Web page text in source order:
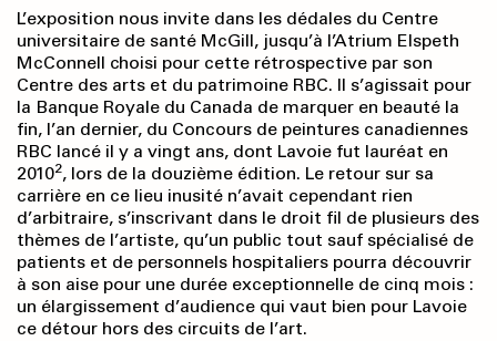
L’exposition nous invite dans les dédales du Centre
universitaire de santé McGill, jusqu’à l’Atrium Elspeth
McConnell choisi pour cette rétrospective par son
Centre des arts et du patrimoine RBC. Il s’agissait pour
la Banque Royale du Canada de marquer en beauté la
fin, l’an dernier, du Concours de peintures canadiennes
RBC lancé il y a vingt ans, dont Lavoie fut lauréat en
20102, lors de la douzième édition. Le retour sur sa
carrière en ce lieu inusité n’avait cependant rien
d’arbitraire, s’inscrivant dans le droit fil de plusieurs des
thèmes de l’artiste, qu’un public tout sauf spécialisé de
patients et de personnels hospitaliers pourra découvrir
à son aise pour une durée exceptionnelle de cinq mois :
un élargissement d’audience qui vaut bien pour Lavoie
ce détour hors des circuits de l’art.